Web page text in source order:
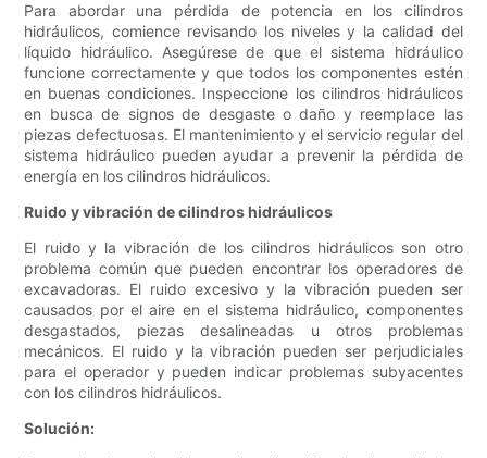
Para abordar una pérdida de potencia en los cilindros
hidráulicos, comience revisando los niveles y la calidad del
líquido hidráulico. Asegúrese de que el sistema hidráulico
funcione correctamente y que todos los componentes estén
en buenas condiciones. Inspeccione los cilindros hidráulicos
en busca de signos de desgaste o daño y reemplace las
piezas defectuosas. El mantenimiento y el servicio regular del
sistema hidráulico pueden ayudar a prevenir la pérdida de
energía en los cilindros hidráulicos.
Ruido y vibración de cilindros hidráulicos
El ruido y la vibración de los cilindros hidráulicos son otro
problema común que pueden encontrar los operadores de
excavadoras. El ruido excesivo y la vibración pueden ser
causados ​​por el aire en el sistema hidráulico, componentes
desgastados, piezas desalineadas u otros problemas
mecánicos. El ruido y la vibración pueden ser perjudiciales
para el operador y pueden indicar problemas subyacentes
con los cilindros hidráulicos.
Solución: